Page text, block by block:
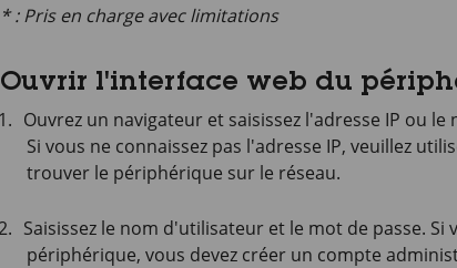
* : Pris en charge avec limitations
Ouvrir l'interface web du
Ouvrez un navigateur et saisissez l'adresse IP ou
Si vous ne connaissez pas l'adresse IP, veuillez
trouver le périphérique sur le réseau.
Saisissez le nom d'utilisateur et le mot de passe.
périphérique, vous devez créer un compte